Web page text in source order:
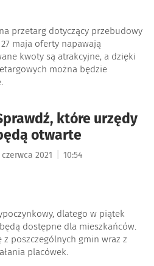
przetarg dotyczący przebudowy
maja oferty napawają
kwoty są atrakcyjne, a dzięki
można będzie
które urzędy
otwarte
czerwca 2021 10:54
dlatego w piątek
dostępne dla mieszkańców.
poszczególnych gmin wraz z
placówek.